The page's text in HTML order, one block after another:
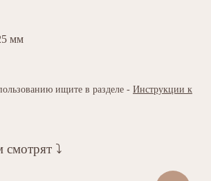
мм
ищите в разделе - Инструкции к
смотрят ⤵